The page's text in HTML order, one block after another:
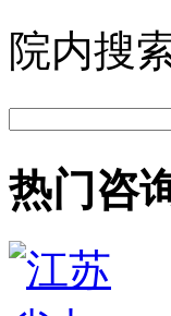
院内搜
热门咨